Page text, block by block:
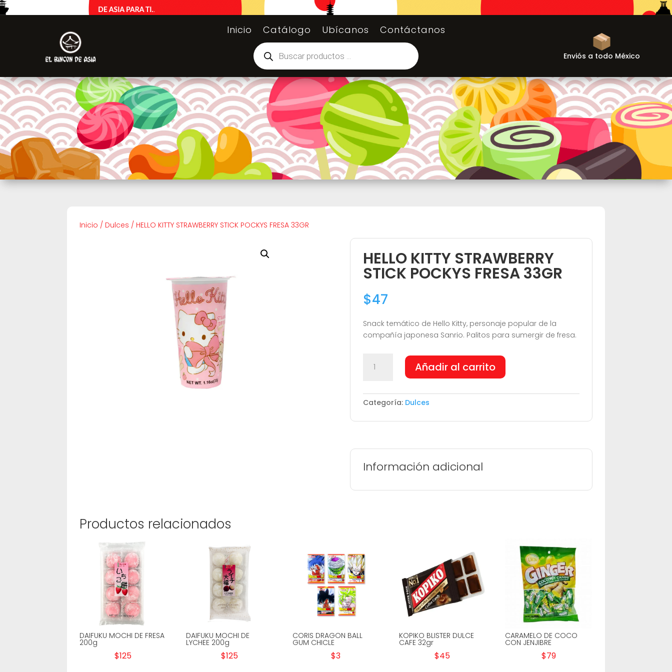
Inicio Catálogo Ubícanos Contáctanos
Búsqueda
de
productos Enviós a todo México
Inicio / Dulces / HELLO KITTY STRAWBERRY STICK POCKYS FRESA 33GR
HELLO KITTY STRAWBERRY
STICK POCKYS FRESA 33GR
$47
Snack temático de Hello Kitty, personaje popular de la
compañía japonesa Sanrio. Palitos para sumergir de fresa.
KITTY
STRAWBERRY
STICK
POCKYS
Añadir al carrito
Categoría: Dulces
Información adicional
Productos relacionados
DAIFUKU MOCHI DE FRESA
200g
$125
DAIFUKU MOCHI DE
LYCHEE 200g
$125
CORIS DRAGON BALL
GUM CHICLE
$3
KOPIKO BLISTER DULCE
CAFE 32gr
$45
CARAMELO DE COCO
CON JENJIBRE
$79